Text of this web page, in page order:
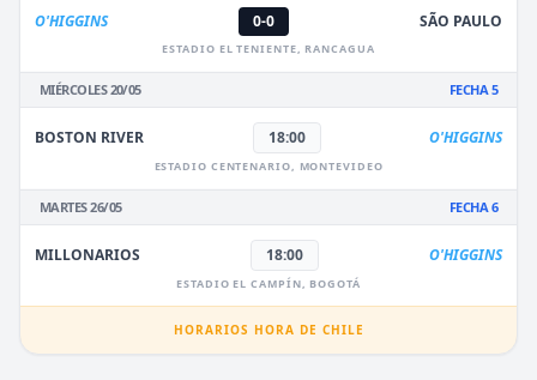
O'HIGGINS 0-0 SÃO PAULO
ESTADIO EL TENIENTE, RANCAGUA
MIÉRCOLES 20/05 FECHA 5
BOSTON RIVER 18:00 O'HIGGINS
ESTADIO CENTENARIO, MONTEVIDEO
MARTES 26/05 FECHA 6
MILLONARIOS 18:00 O'HIGGINS
ESTADIO EL CAMPÍN, BOGOTÁ
HORARIOS HORA DE CHILE